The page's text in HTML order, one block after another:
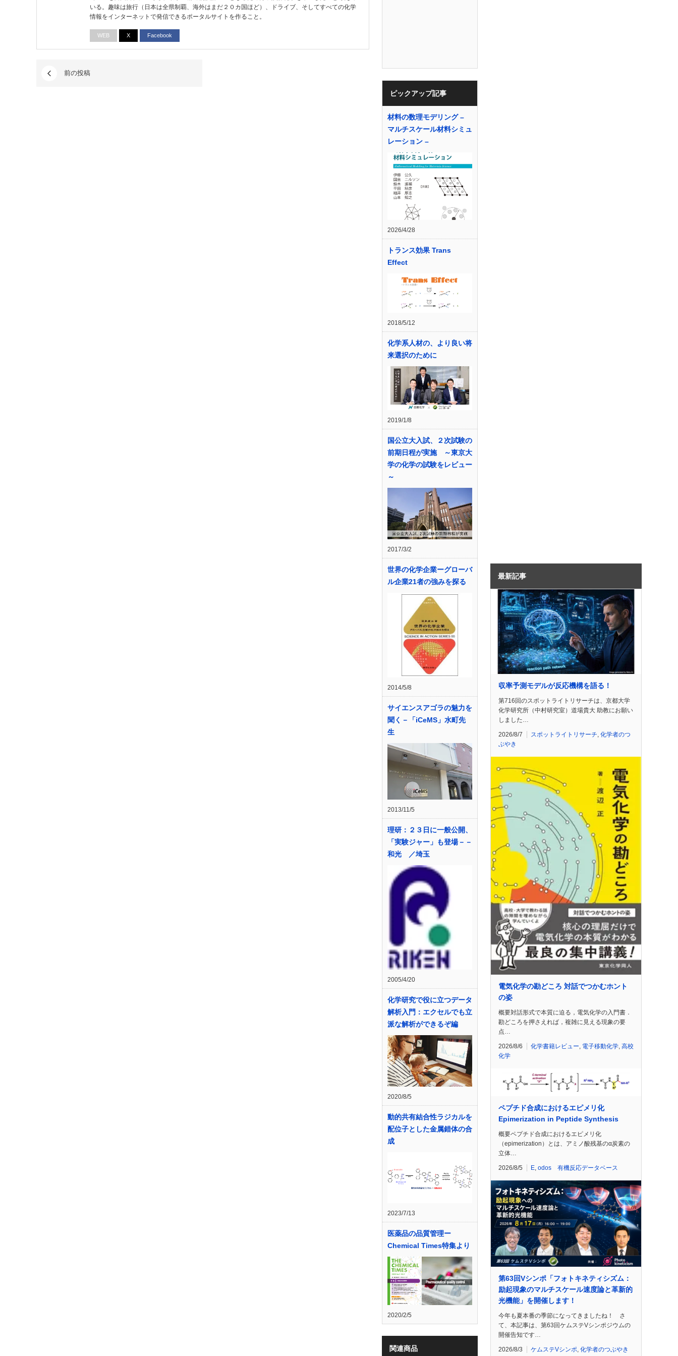
いる。趣味は旅行（日本は全県制覇、海外はまだ２０カ国ほど）、ドライブ、そしてすべての化学
情報をインターネットで発信できるポータルサイトを作ること。
WEB X Facebook
前の投稿
ピックアップ記事
材料の数理モデリング –
マルチスケール材料シミュ
レーション –
2026/4/28
トランス効果 Trans
Effect
2018/5/12
化学系人材の、より良い将
来選択のために
2019/1/8
国公立大入試、２次試験の
前期日程が実施 ～東京大
学の化学の試験をレビュー
～
2017/3/2
世界の化学企業ーグローバ
ル企業21者の強みを探る
2014/5/8
サイエンスアゴラの魅力を
聞く－「iCeMS」水町先
生
2013/11/5
理研：２３日に一般公開、
「実験ジャー」も登場－－
和光 ／埼玉
2005/4/20
化学研究で役に立つデータ
解析入門：エクセルでも立
派な解析ができるぞ編
2020/8/5
動的共有結合性ラジカルを
配位子とした金属錯体の合
成
2023/7/13
医薬品の品質管理ー
Chemical Times特集より
2020/2/5
関連商品
最新記事
収率予測モデルが反応機構を語る！
第716回のスポットライトリサーチは、京都大学
化学研究所（中村研究室）道場貴大 助教にお願い
しました…
2026/8/7 スポットライトリサーチ 化学者のつ
ぶやき
電気化学の勘どころ 対話でつかむホント
の姿
概要対話形式で本質に迫る，電気化学の入門書．
勘どころを押さえれば，複雑に見える現象の要
点…
2026/8/6 化学書籍レビュー 電子移動化学 高校
化学
ペプチド合成におけるエピメリ化
Epimerization in Peptide Synthesis
概要ペプチド合成におけるエピメリ化
（epimerization）とは、アミノ酸残基のα炭素の
立体…
2026/8/5 E odos 有機反応データベース
第63回Vシンポ「フォトキネティシズム：
励起現象のマルチスケール速度論と革新的
光機能」を開催します！
今年も夏本番の季節になってきましたね！ さ
て、本記事は、第63回ケムステVシンポジウムの
開催告知です…
2026/8/3 ケムステVシンポ, 化学者のつぶやき